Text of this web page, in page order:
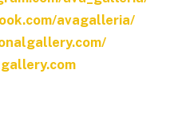
avagalleria/